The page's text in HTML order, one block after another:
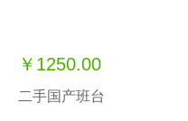
￥1250.00
二手国产班台